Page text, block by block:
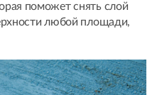
поможет снять слой
любой площади,